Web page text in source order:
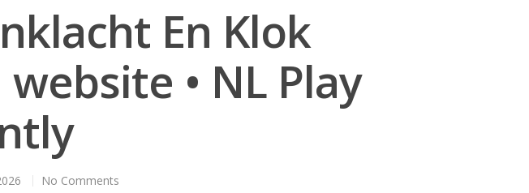
En Klok
• NL Play
No Comments